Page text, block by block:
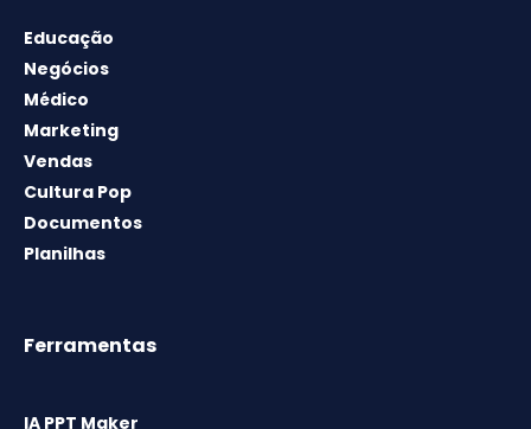
Educação
Negócios
Médico
Marketing
Vendas
Cultura Pop
Documentos
Planilhas
Ferramentas
IA PPT Maker